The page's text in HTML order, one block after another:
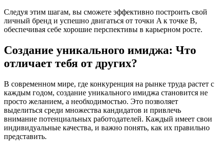
Следуя этим шагам, вы сможете эффективно построить свой
личный бренд и успешно двигаться от точки A к точке B,
обеспечивая себе хорошие перспективы в карьерном росте.
Создание уникального имиджа: Что
отличает тебя от других?
В современном мире, где конкуренция на рынке труда растет с
каждым годом, создание уникального имиджа становится не
просто желанием, а необходимостью. Это позволяет
выделиться среди множества кандидатов и привлечь
внимание потенциальных работодателей. Каждый имеет свои
индивидуальные качества, и важно понять, как их правильно
представить.